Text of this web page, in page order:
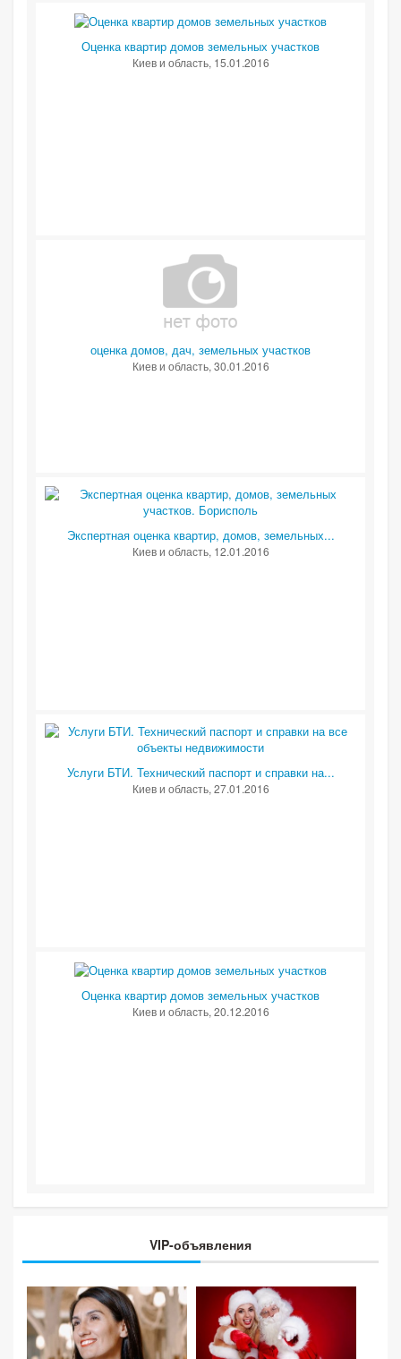
Оценка квартир домов земельных участков
Киев и область, 15.01.2016
оценка домов, дач, земельных участков
Киев и область, 30.01.2016
Экспертная оценка квартир, домов, земельных...
Киев и область, 12.01.2016
Услуги БТИ. Технический паспорт и справки на...
Киев и область, 27.01.2016
Оценка квартир домов земельных участков
Киев и область, 20.12.2016
VIP-объявления